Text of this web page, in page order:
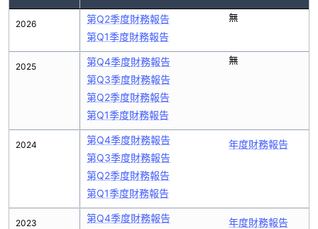
2026
2025
2024
2023
第Q2季度財務報告
第Q1季度財務報告
無
第Q4季度財務報告
第Q3季度財務報告
第Q2季度財務報告
第Q1季度財務報告
無
第Q4季度財務報告
第Q3季度財務報告
第Q2季度財務報告
第Q1季度財務報告
年度財務報告
第Q4季度財務報告
年度財務報告